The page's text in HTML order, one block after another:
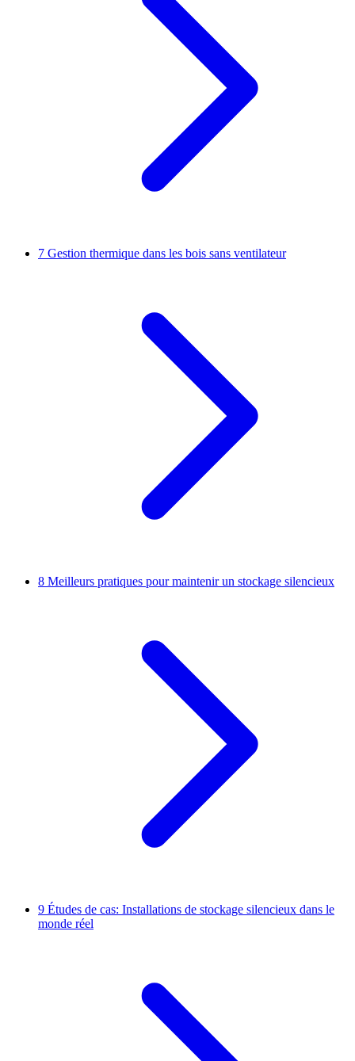
7 Gestion thermique dans les bois sans ventilateur
8 Meilleurs pratiques pour maintenir un stockage silencieux
9 Études de cas: Installations de stockage silencieux dans le
monde réel